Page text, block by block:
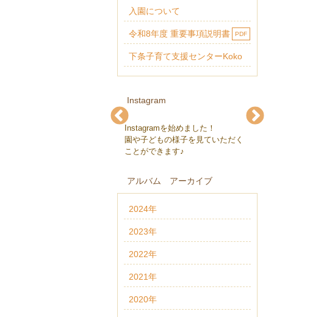
入園について
令和8年度 重要事項説明書 PDF
下条子育て支援センターKoko
Instagram
下条保育園(@gejohoikuen)
下条保育園(@gejohoikuen)
下条保育園(@gejohoikuen)
下条保育園(@gejohoikuen)
下条保育園(@gejohoikuen)
下条保育園(@gejohoikuen)
Instagramを始めました！
園や子どもの様子を見ていただく
ことができます♪
アルバム アーカイブ
2024年
2023年
2022年
2021年
2020年